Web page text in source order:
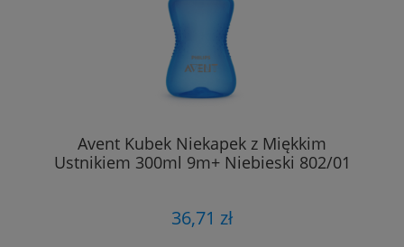
Avent Kubek Niekapek z Miękkim
Ustnikiem 300ml 9m+ Niebieski 802/01
36,71 zł